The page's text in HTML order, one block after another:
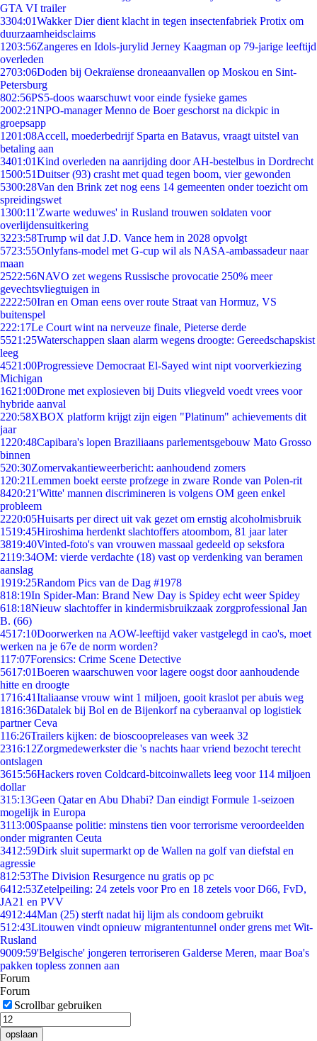
GTA VI trailer
3304:01Wakker Dier dient klacht in tegen insectenfabriek Protix om
duurzaamheidsclaims
1203:56Zangeres en Idols-jurylid Jerney Kaagman op 79-jarige leeftijd
overleden
2703:06Doden bij Oekraïense droneaanvallen op Moskou en Sint-
Petersburg
802:56PS5-doos waarschuwt voor einde fysieke games
2002:21NPO-manager Menno de Boer geschorst na dickpic in
groepsapp
1201:08Accell, moederbedrijf Sparta en Batavus, vraagt uitstel van
betaling aan
3401:01Kind overleden na aanrijding door AH-bestelbus in Dordrecht
1500:51Duitser (93) crasht met quad tegen boom, vier gewonden
5300:28Van den Brink zet nog eens 14 gemeenten onder toezicht om
spreidingswet
1300:11'Zwarte weduwes' in Rusland trouwen soldaten voor
overlijdensuitkering
3223:58Trump wil dat J.D. Vance hem in 2028 opvolgt
5723:55Onlyfans-model met G-cup wil als NASA-ambassadeur naar
maan
2522:56NAVO zet wegens Russische provocatie 250% meer
gevechtsvliegtuigen in
2222:50Iran en Oman eens over route Straat van Hormuz, VS
buitenspel
222:17Le Court wint na nerveuze finale, Pieterse derde
5521:25Waterschappen slaan alarm wegens droogte: Gereedschapskist
leeg
4521:00Progressieve Democraat El-Sayed wint nipt voorverkiezing
Michigan
1621:00Drone met explosieven bij Duits vliegveld voedt vrees voor
hybride aanval
220:58XBOX platform krijgt zijn eigen "Platinum" achievements dit
jaar
1220:48Capibara's lopen Braziliaans parlementsgebouw Mato Grosso
binnen
520:30Zomervakantieweerbericht: aanhoudend zomers
1 20:21Lemmen boekt eerste profzege in zware Ronde van Polen-rit
8420:21'Witte' mannen discrimineren is volgens OM geen enkel
probleem
2220:05Huisarts per direct uit vak gezet om ernstig alcoholmisbruik
1519:45Hiroshima herdenkt slachtoffers atoombom, 81 jaar later
3819:40Vinted-foto's van vrouwen massaal gedeeld op seksfora
2119:34OM: vierde verdachte (18) vast op verdenking van beramen
aanslag
1919:25Random Pics van de Dag #1978
818:19In Spider-Man: Brand New Day is Spidey echt weer Spidey
618:18Nieuw slachtoffer in kindermisbruikzaak zorgprofessional Jan
B. (66)
4517:10Doorwerken na AOW-leeftijd vaker vastgelegd in cao's, moet
werken na je 67e de norm worden?
117:07Forensics: Crime Scene Detective
5617:01Boeren waarschuwen voor lagere oogst door aanhoudende
hitte en droogte
1716:41Italiaanse vrouw wint 1 miljoen, gooit kraslot per abuis weg
1816:36Datalek bij Bol en de Bijenkorf na cyberaanval op logistiek
partner Ceva
116:26Trailers kijken: de bioscoopreleases van week 32
2316:12Zorgmedewerkster die 's nachts haar vriend bezocht terecht
ontslagen
3615:56Hackers roven Coldcard-bitcoinwallets leeg voor 114 miljoen
dollar
315:13Geen Qatar en Abu Dhabi? Dan eindigt Formule 1-seizoen
mogelijk in Europa
3113:00Spaanse politie: minstens tien voor terrorisme veroordeelden
onder migranten Ceuta
3412:59Dirk sluit supermarkt op de Wallen na golf van diefstal en
agressie
812:53The Division Resurgence nu gratis op pc
6412:53Zetelpeiling: 24 zetels voor Pro en 18 zetels voor D66, FvD,
JA21 en PVV
4912:44Man (25) sterft nadat hij lijm als condoom gebruikt
512:43Litouwen vindt opnieuw migrantentunnel onder grens met Wit-
Rusland
9009:59'Belgische' jongeren terroriseren Galderse Meren, maar Boa's
pakken topless zonnen aan
Forum
Forum
Scrollbar gebruiken
opslaan